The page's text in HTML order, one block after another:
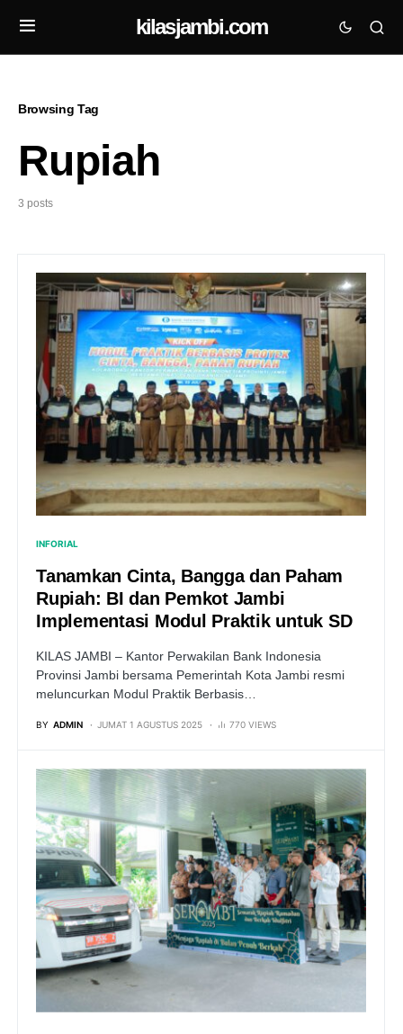
kilasjambi.com
Browsing Tag
Rupiah
3 posts
INFORIAL
Tanamkan Cinta, Bangga dan Paham
Rupiah: BI dan Pemkot Jambi
Implementasi Modul Praktik untuk SD
KILAS JAMBI – Kantor Perwakilan Bank Indonesia
Provinsi Jambi bersama Pemerintah Kota Jambi resmi
meluncurkan Modul Praktik Berbasis…
BY ADMIN JUMAT 1 AGUSTUS 2025 770 VIEWS